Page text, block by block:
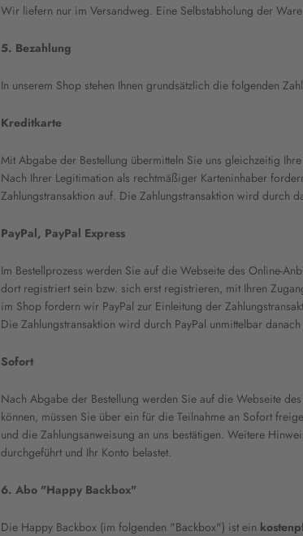
Wir liefern nur im Versandweg. Eine Selbstabholung der
5. Bezahlung
In unserem Shop stehen Ihnen grundsätzlich die folgenden
Kreditkarte
Mit Abgabe der Bestellung übermitteln Sie uns gleichzeitig
Nach Ihrer Legitimation als rechtmäßiger Karteninhaber
Zahlungstransaktion auf. Die Zahlungstransaktion wird durch
PayPal, PayPal Express
Im Bestellprozess werden Sie auf die Webseite des Online-
dort registriert sein bzw. sich erst registrieren, mit Ihren
im Shop fordern wir PayPal zur Einleitung der
Die Zahlungstransaktion wird durch PayPal unmittelbar
Sofort
Nach Abgabe der Bestellung werden Sie auf die Webseite
können, müssen Sie über ein für die Teilnahme an Sofort
und die Zahlungsanweisung an uns bestätigen. Weitere
durchgeführt und Ihr Konto belastet.
6. Abo "Happy Backbox"
Die Happy Backbox (im folgenden "Backbox") ist ein